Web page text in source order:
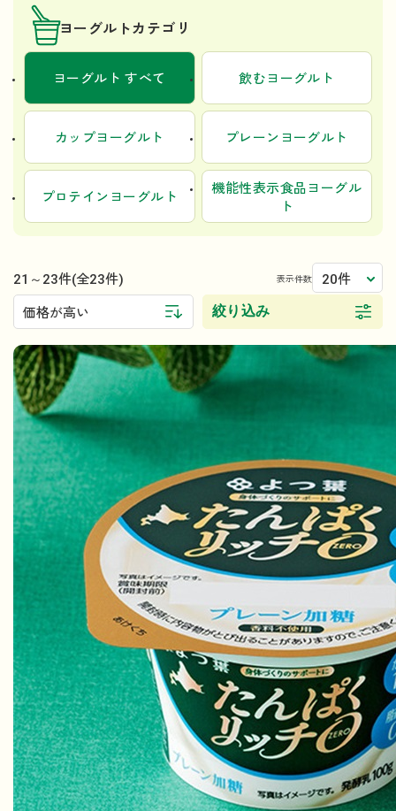
ヨーグルトカテゴリ
ヨーグルト すべて 飲むヨーグルト
カップヨーグルト プレーンヨーグルト
プロテインヨーグルト
機能性表示食品ヨーグル
ト
21～23件(全23件) 表示件数 20件
価格が高い 絞り込み